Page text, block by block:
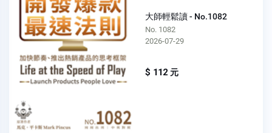
大師輕鬆讀 - No.1082
No. 1082
2026-07-29
$ 112 元